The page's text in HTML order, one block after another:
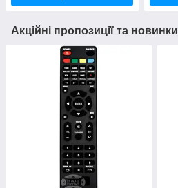
Акційні пропозиції та новинки